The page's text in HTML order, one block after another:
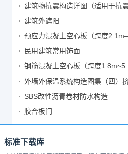
建筑外遮阳
预应力混凝土空心板（跨度
民用建筑常用饰面
钢筋混凝土空心板（跨度
SBS改性沥青卷材防水构造
胶合板门
标准下载库